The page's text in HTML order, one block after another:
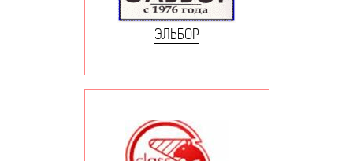
ЭЛЬБОР